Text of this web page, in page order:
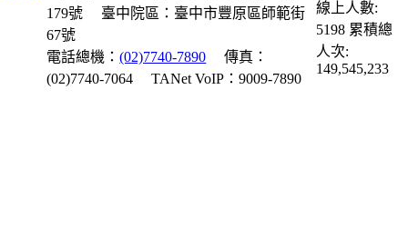
179號
臺中院區：臺中市豐原區師範街
67號
電話總機：(02)7740-7890
傳真：
(02)7740-7064
TANet VoIP：9009-7890
線上人數:
5198 累積總
人次:
149,545,233